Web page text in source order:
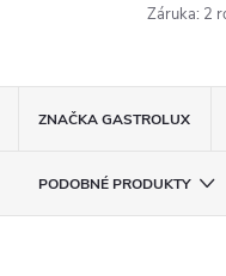
Záruka: 2
ZNAČKAGASTROLUX
PODOBNÉ PRODUKTY